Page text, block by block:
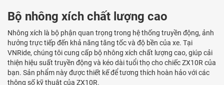
Bộ nhông xích chất lượng cao
Nhông xích là bộ phận quan trọng trong hệ thống truyền động, ảnh
hưởng trực tiếp đến khả năng tăng tốc và độ bền của xe. Tại
VNRide, chúng tôi cung cấp bộ nhông xích chất lượng cao, giúp cải
thiện hiệu suất truyền động và kéo dài tuổi thọ cho chiếc ZX10R của
bạn. Sản phẩm này được thiết kế để tương thích hoàn hảo với các
thông số kỹ thuật của ZX10R.